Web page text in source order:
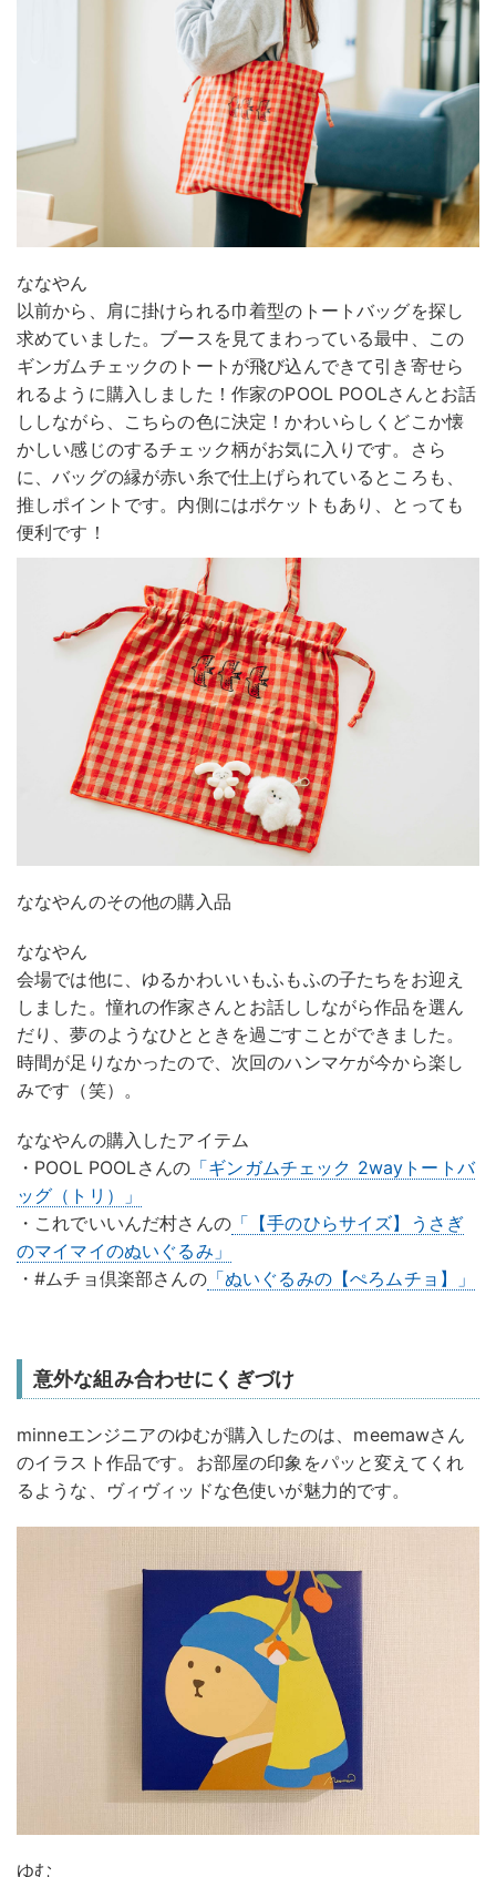
ななやん
以前から、肩に掛けられる巾着型のトートバッグを探し
求めていました。ブースを見てまわっている最中、この
ギンガムチェックのトートが飛び込んできて引き寄せら
れるように購入しました！作家のPOOL POOLさんとお話
ししながら、こちらの色に決定！かわいらしくどこか懐
かしい感じのするチェック柄がお気に入りです。さら
に、バッグの縁が赤い糸で仕上げられているところも、
推しポイントです。内側にはポケットもあり、とっても
便利です！
ななやんのその他の購入品
ななやん
会場では他に、ゆるかわいいもふもふの子たちをお迎え
しました。憧れの作家さんとお話ししながら作品を選ん
だり、夢のようなひとときを過ごすことができました。
時間が足りなかったので、次回のハンマケが今から楽し
みです（笑）。
ななやんの購入したアイテム
・POOL POOLさんの 「ギンガムチェック 2wayトートバ
ッグ（トリ）」
・これでいいんだ村さんの「【手のひらサイズ】うさぎ
のマイマイのぬいぐるみ」
・#ムチョ倶楽部さんの「ぬいぐるみの【ぺろムチョ】」
意外な組み合わせにくぎづけ
minneエンジニアのゆむが購入したのは、meemawさん
のイラスト作品です。お部屋の印象をパッと変えてくれ
るような、ヴィヴィッドな色使いが魅力的です。
ゆむ